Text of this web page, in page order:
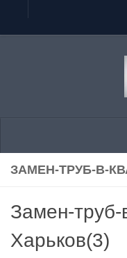
Перейти к
ЗАМЕН-ТРУБ-В-
Замен-труб-
Харьков(3)